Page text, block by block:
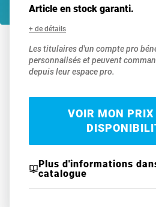
Article en stock garanti.
+ de détails
Les titulaires d'un compte pro
personnalisés et peuvent
depuis leur espace pro.
VOIR MON PRIX
Plus d'informations
catalogue